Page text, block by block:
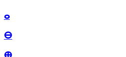
ⴰ
ⴱ